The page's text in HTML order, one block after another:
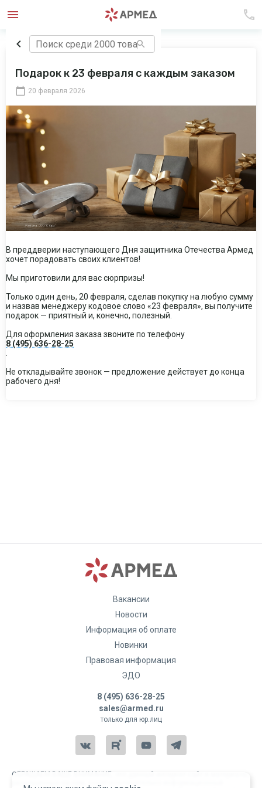
Подарок к 23 февраля с каждым заказом
20 февраля 2026
В преддверии наступающего Дня защитника Отечества Армед
хочет порадовать своих клиентов!
Мы приготовили для вас сюрпризы!
Только один день, 20 февраля, сделав покупку на любую сумму
и назвав менеджеру кодовое слово «23 февраля», вы получите
подарок — приятный и, конечно, полезный.
Для оформления заказа звоните по телефону
8 (495) 636-28-25
Не откладывайте звонок — предложение действует до конца
рабочего дня!
Вакансии
Новости
Информация об оплате
Новинки
Правовая информация
ЭДО
8 (495) 636-28-25
sales@armed.ru
только для юр.лиц
ОБРАЩАЕМ ВАШЕ ВНИМАНИЕ, что данный интернет-сайт и материалы,